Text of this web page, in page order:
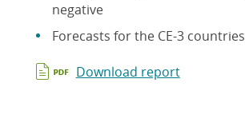
negative
Forecasts for the CE-3 countries
Download report